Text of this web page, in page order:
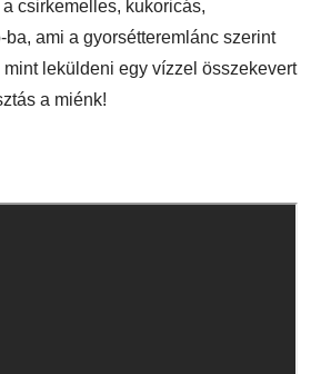
csirkemelles, kukoricás,
ami a gyorsétteremlánc szerint
leküldeni egy vízzel összekevert
a miénk!